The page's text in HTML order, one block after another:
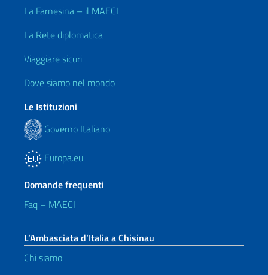
La Farnesina – il MAECI
La Rete diplomatica
Viaggiare sicuri
Dove siamo nel mondo
Le Istituzioni
Governo Italiano
Europa.eu
Domande frequenti
Faq – MAECI
L’Ambasciata d’Italia a Chisinau
Chi siamo